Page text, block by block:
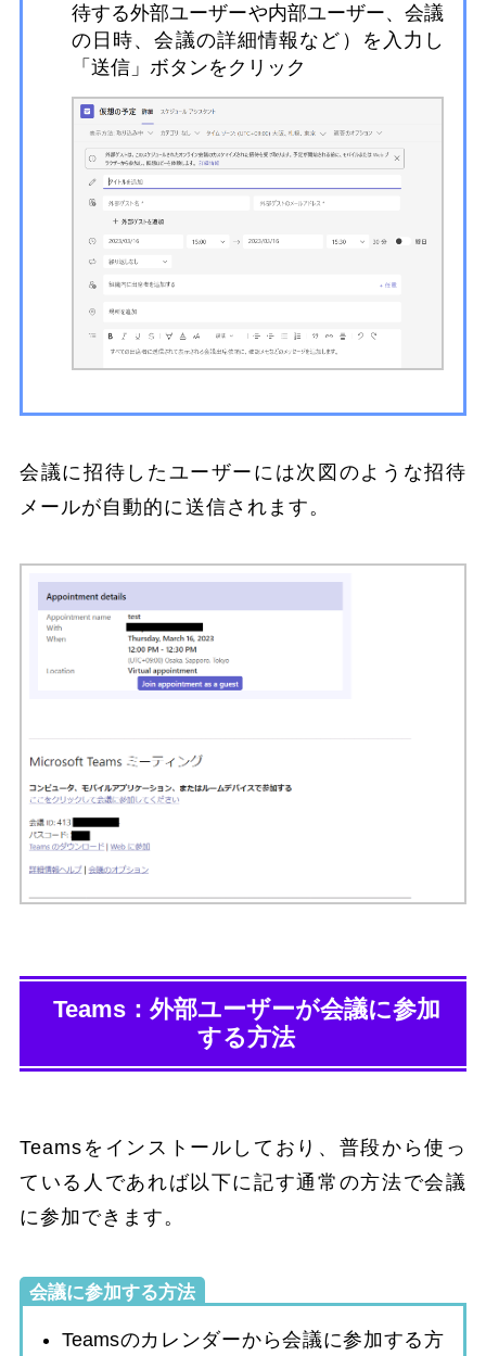
待する外部ユーザーや内部ユーザー、会議
の日時、会議の詳細情報など）を入力し
「送信」ボタンをクリック
会議に招待したユーザーには次図のような招待
メールが自動的に送信されます。
Teams：外部ユーザーが会議に参加
する方法
Teamsをインストールしており、普段から使っ
ている人であれば以下に記す通常の方法で会議
に参加できます。
会議に参加する方法
Teamsのカレンダーから会議に参加する方